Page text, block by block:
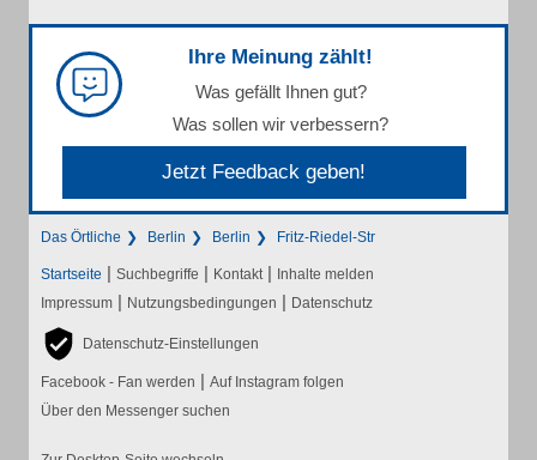
Ihre Meinung zählt!
Was gefällt Ihnen gut?
Was sollen wir verbessern?
Jetzt Feedback geben!
Das Örtliche Berlin Berlin Fritz-Riedel-Str
Startseite | Suchbegriffe | Kontakt | Inhalte melden
Impressum | Nutzungsbedingungen | Datenschutz
Datenschutz-Einstellungen
Facebook - Fan werden | Auf Instagram folgen
Über den Messenger suchen